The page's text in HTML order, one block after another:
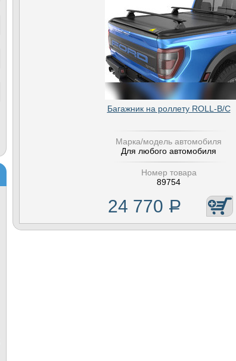
Багажник на роллету ROLL-B/C
Марка/модель автомобиля
Для любого автомобиля
Номер товара
89754
24 770 Р